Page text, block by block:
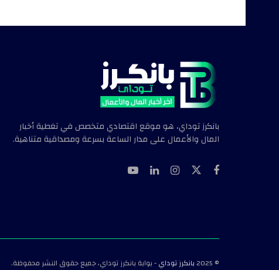
بانكرز توداي، هو موقع اقتصادي متخصص في تغطية أخبار
المال والأعمال على مدار الساعة بسرعة ومصداقية متناهية.
© 2025 بانكرز توداي- بوابة بانكرز توداي، جميع حقوق النشر محفوظة.